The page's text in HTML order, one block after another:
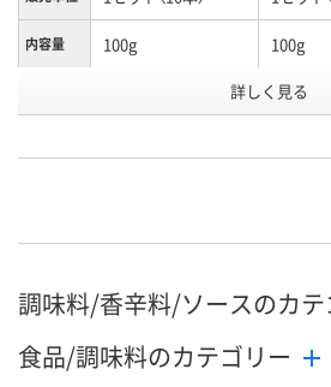
内容量 100g 100g
UA36740
（次回入荷日未定）
詳しく見る
調味料/香辛料/ソースのカテ
食品/調味料のカテゴリー